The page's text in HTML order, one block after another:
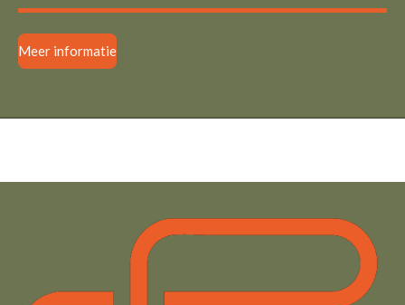
Meer informatie